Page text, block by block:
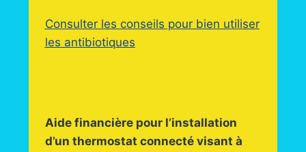
Consulter les conseils pour bien utiliser
les antibiotiques
Aide financière pour l’installation
d’un thermostat connecté visant à